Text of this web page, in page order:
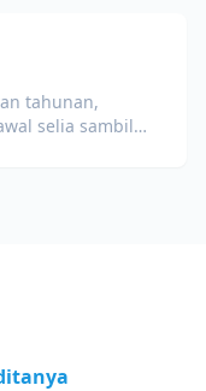
tahunan,
selia sambil